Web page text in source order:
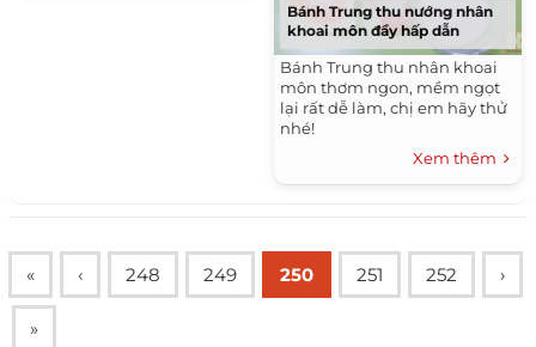
Bánh Trung thu nướng nhân
khoai môn đầy hấp dẫn
Bánh Trung thu nhân khoai
môn thơm ngon, mềm ngọt
lại rất dễ làm, chị em hãy thử
nhé!
Xem thêm
« ‹ 248 249 250 251 252 ›
»